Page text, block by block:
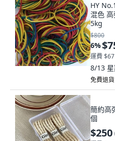
HY
混色
5kg
$800
6%
運費 $67
8/13
免費退貨
簡約高
個
$250